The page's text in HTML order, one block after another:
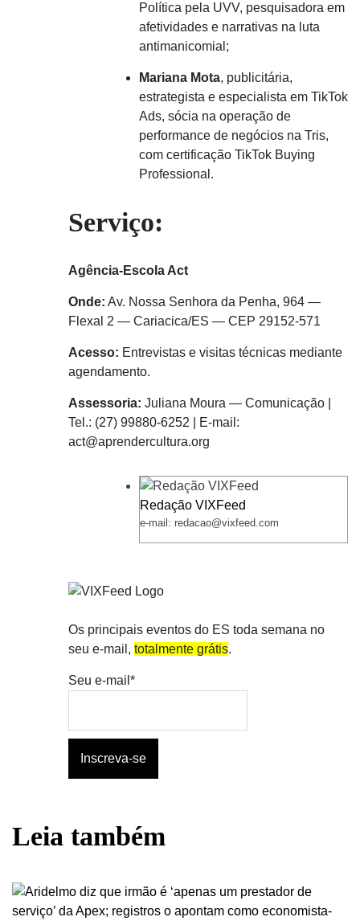
Política pela UVV, pesquisadora em
afetividades e narrativas na luta
antimanicomial;
Mariana Mota, publicitária,
estrategista e especialista em TikTok
Ads, sócia na operação de
performance de negócios na Tris,
com certificação TikTok Buying
Professional.
Serviço:
Agência-Escola Act
Onde: Av. Nossa Senhora da Penha, 964 —
Flexal 2 — Cariacica/ES — CEP 29152-571
Acesso: Entrevistas e visitas técnicas mediante
agendamento.
Assessoria: Juliana Moura — Comunicação |
Tel.: (27) 99880-6252 | E-mail:
act@aprendercultura.org
Redação VIXFeed
e-mail: redacao@vixfeed.com
Os principais eventos do ES toda semana no
seu e-mail, totalmente grátis.
Seu e-mail*
Leia também